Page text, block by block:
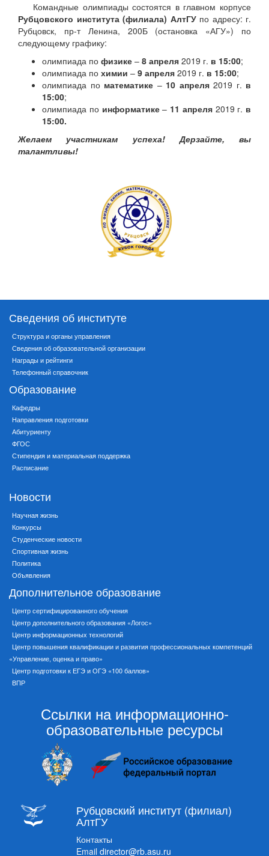
Командные олимпиады состоятся в главном корпусе
Рубцовского института (филиала) АлтГУпо адресу: г.
Рубцовск, пр-т Ленина, 200Б (остановка «АГУ») по
следующему графику:
олимпиада по физике – 8 апреля 2019 г. в 15:00;
олимпиада по химии – 9 апреля 2019 г. в 15:00;
олимпиада по математике – 10 апреля2019 г. в
15:00;
олимпиада по информатике– 11 апреля2019 г. в
15:00.
Желаем участникам успеха! Дерзайте, вы
талантливы!
Сведения об институте
Структура и органы управления
Сведения об образовательной организации
Награды и рейтинги
Телефонный справочник
Образование
Кафедры
Направления подготовки
Абитуриенту
ФГОС
Стипендия и материальная поддержка
Расписание
Новости
Научная жизнь
Конкурсы
Студенческие новости
Спортивная жизнь
Политика
Объявления
Дополнительное образование
Центр сертифицированного обучения
Центр дополнительного образования «Логос»
Центр информационных технологий
Центр повышения квалификации и развития профессиональных компетенций
«Управление, оценка и право»
Центр подготовки к ЕГЭ и ОГЭ «100 баллов»
ВПР
Ссылки на информационно-
образовательные ресурсы
Рубцовский институт (филиал)
АлтГУ
Контакты
Email director@rb.asu.ru